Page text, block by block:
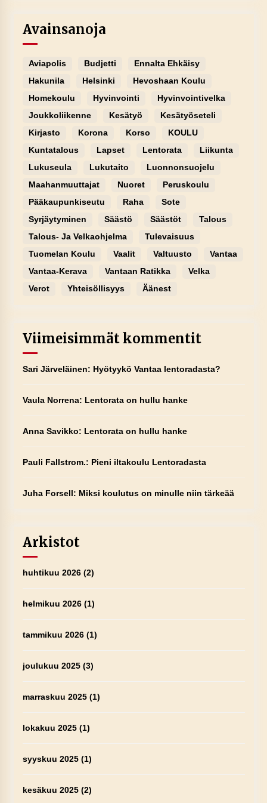
Avainsanoja
Aviapolis Budjetti
Ennalta Ehkäisy
Hakunila
Helsinki
Hevoshaan Koulu
Homekoulu
Hyvinvointi
Hyvinvointivelka
Joukkoliikenne
Kesätyö
Kesätyöseteli
Kirjasto
Korona Korso
KOULU
Kuntatalous
Lapset Lentorata
Liikunta
Lukuseula
Lukutaito
Luonnonsuojelu
Maahanmuuttajat
Nuoret
Peruskoulu
Pääkaupunkiseutu
Raha
Sote
Syrjäytyminen
Säästö Säästöt
Talous
Talous- Ja Velkaohjelma
Tulevaisuus
Tuomelan Koulu
Vaalit Valtuusto
Vantaa
Vantaa-Kerava
Vantaan Ratikka
Velka
Verot
Yhteisöllisyys Äänest
Viimeisimmät kommentit
Sari Järveläinen: Hyötyykö Vantaa lentoradasta?
Vaula Norrena: Lentorata on hullu hanke
Anna Savikko: Lentorata on hullu hanke
Pauli Fallstrom.: Pieni iltakoulu Lentoradasta
Juha Forsell: Miksi koulutus on minulle niin tärkeää
Arkistot
huhtikuu 2026(2)
helmikuu 2026(1)
tammikuu 2026(1)
joulukuu 2025(3)
marraskuu 2025(1)
lokakuu 2025(1)
syyskuu 2025(1)
kesäkuu 2025(2)